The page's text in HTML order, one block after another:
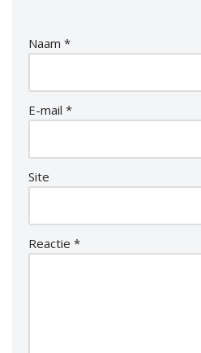
Naam *
E-mail *
Site
Reactie *